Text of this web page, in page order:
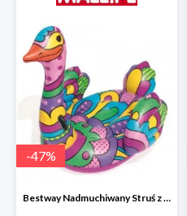
-47%
Bestway Nadmuchiwany Struś z uchwytami -47%